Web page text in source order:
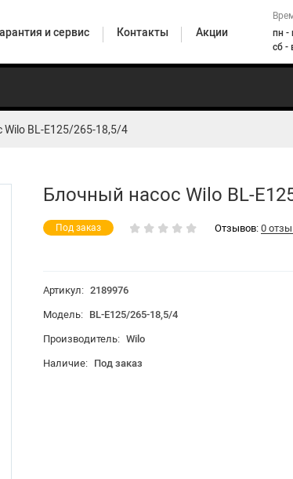
и сервис Контакты Акции
пн -
сб -
колодцев
станции
HiMulti 5
Wilo BL-E125/265-18,5/4
Блочный насос Wilo BL-
Под заказ Отзывов: 0
Артикул: 2189976
Модель: BL-E125/265-18,5/4
Производитель: Wilo
Наличие: Под заказ